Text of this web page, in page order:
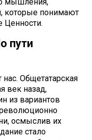
которые понимают
пути
Общетатарская
век назад,
из вариантов
осмыслив их
стало